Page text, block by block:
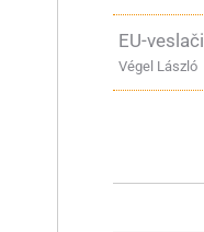
EU-veslači
Végel László